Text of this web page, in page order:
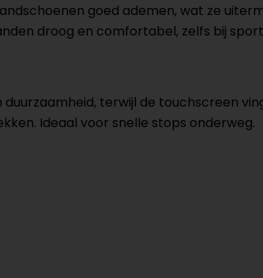
goed ademen, wat ze
droog en comfortabel, zelfs bij
terwijl de touchscreen
Ideaal voor snelle stops onderweg.